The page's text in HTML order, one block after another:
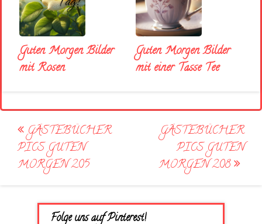
Guten Morgen Bilder
mit Rosen
Guten Morgen Bilder
mit einer Tasse Tee
Post
navigation
GÄSTEBÜCHER
PICS GUTEN
MORGEN 205
GÄSTEBÜCHER
PICS GUTEN
MORGEN 208
Folge uns auf Pinterest!